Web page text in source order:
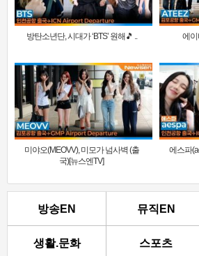
방탄소년단, 시대가 ‘BTS’ 원해🎵 .. 에이
미야오(MEOVV), 미모가 넘사벽 (출
국)[뉴스엔TV]
에스파
방송EN 뮤직EN
생활.문화 스포츠